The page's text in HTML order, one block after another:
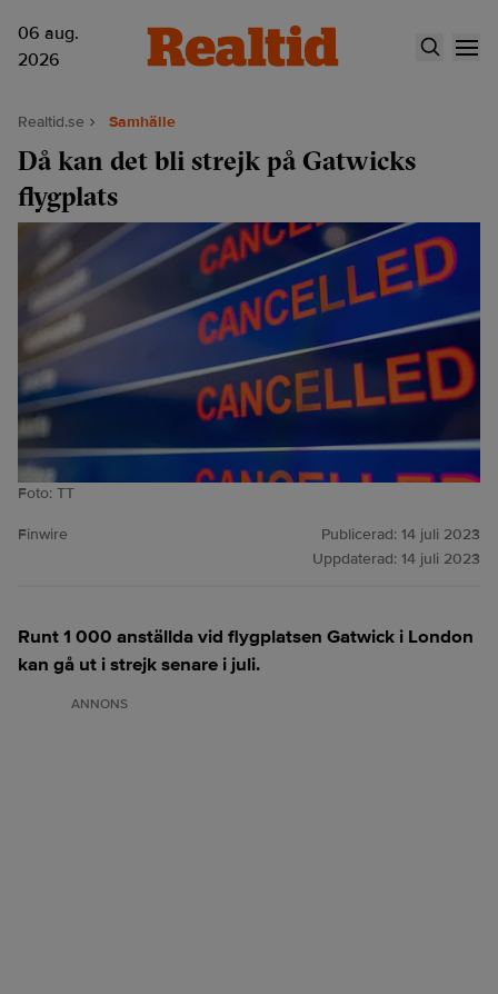
06 aug.
2026
Realtid.se Samhälle
Då kan det bli strejk på Gatwicks
flygplats
Foto: TT
Finwire Publicerad: 14 juli 2023
Uppdaterad: 14 juli 2023
Runt 1 000 anställda vid flygplatsen Gatwick i London
kan gå ut i strejk senare i juli.
ANNONS